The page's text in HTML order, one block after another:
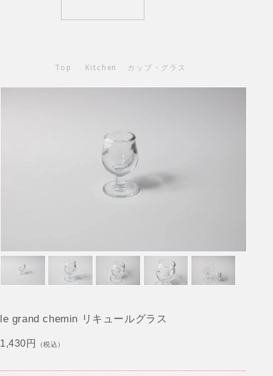
Top Kitchen カップ・グラス
le grand chemin リキュールグラス
1,430円 （税込）